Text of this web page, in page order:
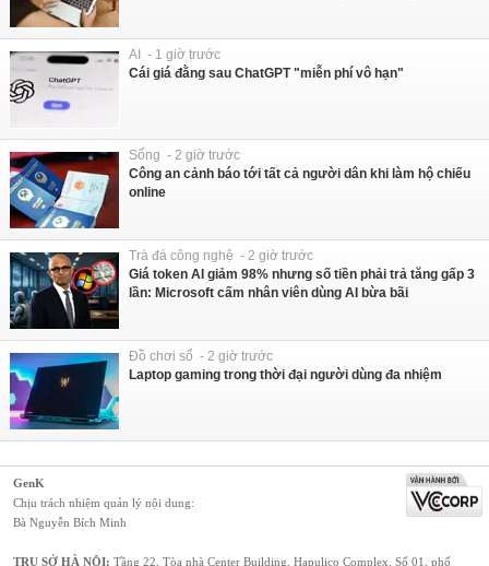
AI - 1 giờ trước
Cái giá đằng sau ChatGPT "miễn phí vô hạn"
Sống - 2 giờ trước
Công an cảnh báo tới tất cả người dân khi làm hộ chiếu
online
Trà đá công nghệ - 2 giờ trước
Giá token AI giảm 98% nhưng số tiền phải trả tăng gấp 3
lần: Microsoft cấm nhân viên dùng AI bừa bãi
Đồ chơi số - 2 giờ trước
Laptop gaming trong thời đại người dùng đa nhiệm
GenK
Chịu trách nhiệm quản lý nội dung:
Bà Nguyễn Bích Minh
TRỤ SỞ HÀ NỘI: Tầng 22, Tòa nhà Center Building, Hapulico Complex, Số 01, phố